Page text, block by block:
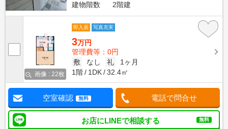
建物階数
2階建
画像 : 22枚
即入居 写真充実
3万円
管理費等：0円
敷
なし 礼
1ヶ月
1階
1DK 32.4㎡
空室確認 無料 電話で問合せ
お店にLINEで相談する 無料